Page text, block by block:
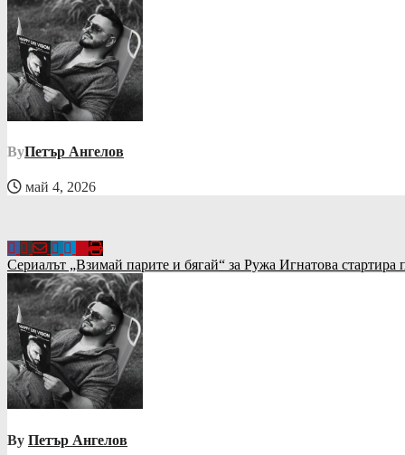
ByПетър Ангелов
май 4, 2026
Навигация
Сериалът „Взимай парите и бягай“ за Ружа Игнатова
By Петър Ангелов